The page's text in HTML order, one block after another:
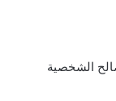
الشخصية